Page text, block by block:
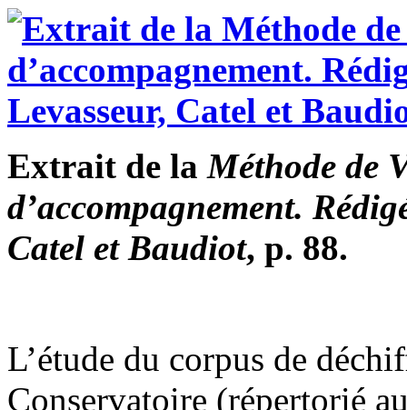
Extrait de la Méthode de
d’accompagnement.
Catel et Baudiot, p. 88.
L’étude du corpus de
Conservatoire (répertorié